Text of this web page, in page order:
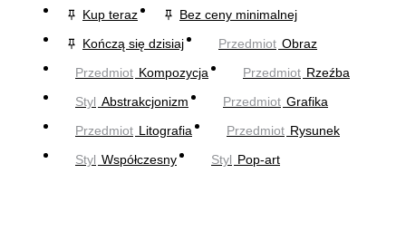
Kup teraz
Bez ceny minimalnej
Kończą się dzisiaj
Przedmiot Obraz
Przedmiot Kompozycja Przedmiot Rzeźba
Styl Abstrakcjonizm Przedmiot Grafika
Przedmiot Litografia Przedmiot Rysunek
Styl Współczesny Styl Pop-art